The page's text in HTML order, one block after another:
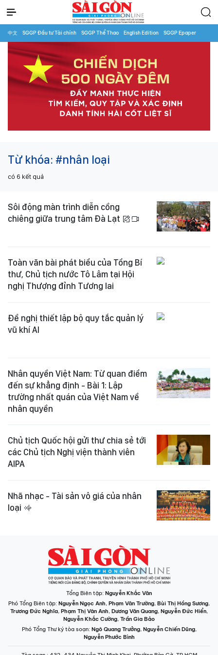
中文 SGGP Đầu tư Tài chính SGGP Thể Thao English Edition SGGP Epaper
Từ khóa: #nhân loại
có 6 kết quả
Sôi động màn trình diễn cồng
chiêng giữa trung tâm Đà Lạt
Toàn văn bài phát biểu của Tổng Bí
thư, Chủ tịch nước Tô Lâm tại Hội
nghị Thượng đỉnh Tương lai
Đề nghị thiết lập bộ quy tắc quản lý
vũ khí AI
Nhân quyền Việt Nam: Từ quan điểm
đến sự khẳng định - Bài 1: Lập
trường nhất quán của Việt Nam về
nhân quyền
Chủ tịch Quốc hội gửi thư chia sẻ tới
các Chủ tịch Nghị viện thành viên
AIPA
Nhã nhạc - Tài sản vô giá của nhân
loại
Tổng Biên tập: Nguyễn Khắc Văn
Phó Tổng Biên tập: Nguyễn Ngọc Anh, Phạm Văn Trường, Bùi Thị Hồng Sương,
Trương Đức Nghĩa, Phạm Thị Vân Anh, Dương Văn Quang, Nguyễn Đức Hiển,
Nguyễn Khắc Cường, Trần Gia Bảo
Phó Tổng Thư ký tòa soạn: Ngô Quang Trưởng, Nguyễn Chiến Dũng,
Nguyễn Phước Bình